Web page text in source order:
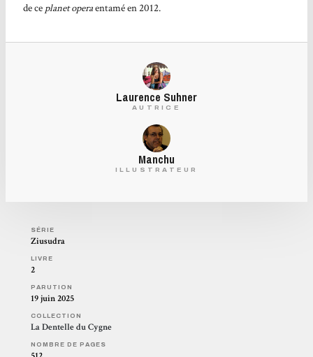
de ce planet operaentamé en 2012.
Laurence Suhner
AUTRICE
Manchu
ILLUSTRATEUR
SÉRIE
Ziusudra
LIVRE
2
PARUTION
19 juin 2025
COLLECTION
La Dentelle du Cygne
NOMBRE DE PAGES